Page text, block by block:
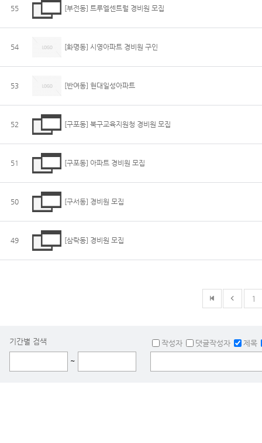
55 [부전동] 트루엘센트럴 경비원 모집
54 [화명동] 시영아파트 경비원 구인
53 [반여동] 현대일성아파트
52 [구포동] 북구교육지원청 경비원 모집
51 [구포동] 아파트 경비원 모집
50 [구서동] 경비원 모집
49 [삼락동] 경비원 모집
1
기간별 검색
~
작성자 댓글작성자 제목